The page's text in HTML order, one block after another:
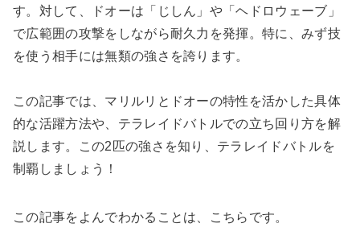
す。対して、ドオーは「じしん」や「ヘドロウェーブ」
で広範囲の攻撃をしながら耐久力を発揮。特に、みず技
を使う相手には無類の強さを誇ります。
この記事では、マリルリとドオーの特性を活かした具体
的な活躍方法や、テラレイドバトルでの立ち回り方を解
説します。この2匹の強さを知り、テラレイドバトルを
制覇しましょう！
この記事をよんでわかることは、こちらです。